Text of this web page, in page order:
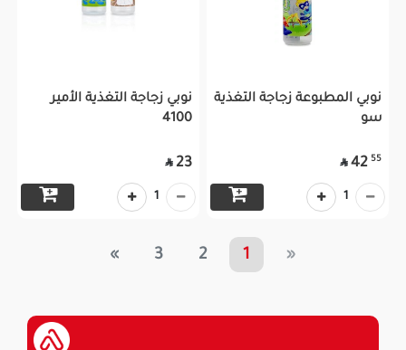
نوبي المطبوعة زجاجة التغذية
سو
55
42

1
نوبي زجاجة التغذية الأمير
4100
23

1
«
1
2
3
»